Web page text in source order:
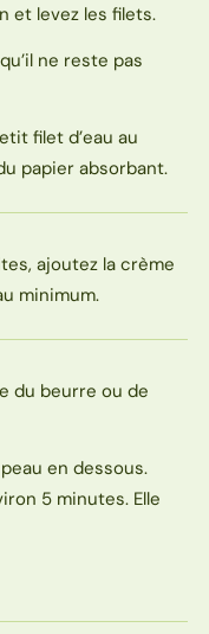
et levez les filets.
ne reste pas
filet d’eau au
papier absorbant.
ajoutez la crème
minimum.
du beurre ou de
en dessous.
5 minutes. Elle